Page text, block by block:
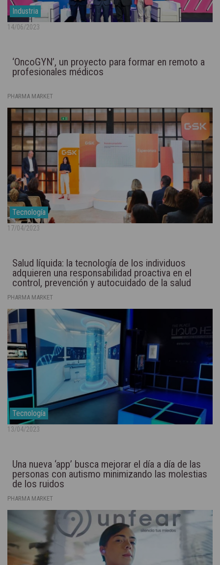
Industria
14/06/2023
‘OncoGYN’, un proyecto para formar en remoto a
profesionales médicos
PHARMA MARKET
Tecnología
17/04/2023
Salud líquida: la tecnología de los individuos
adquieren una responsabilidad proactiva en el
control, prevención y autocuidado de la salud
PHARMA MARKET
Tecnología
13/04/2023
Una nueva ‘app’ busca mejorar el día a día de las
personas con autismo minimizando las molestias
de los ruidos
PHARMA MARKET